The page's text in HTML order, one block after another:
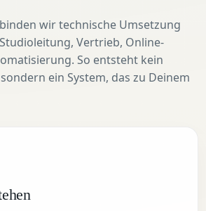
wir technische Umsetzung
Vertrieb, Online-
So entsteht kein
ein System, das zu Deinem